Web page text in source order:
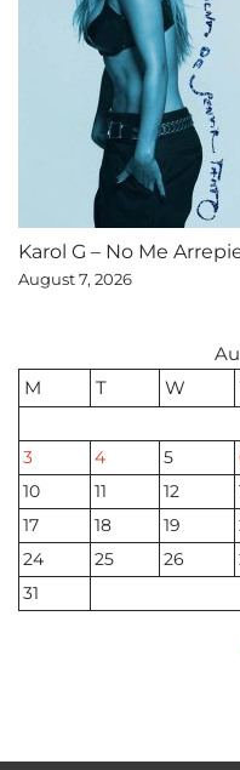
Karol G – No Me
August 7, 2026
M
T W
3
4 5
10
11 12
17
18 19
24
25 26
31